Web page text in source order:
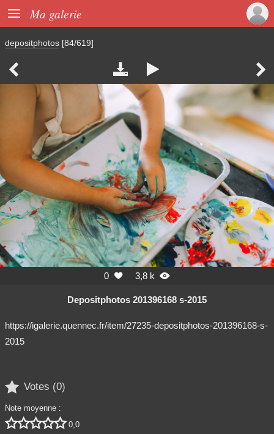
 Ma galerie
depositphotos [84/619]
   
0  3,8 k 
Depositphotos 201396168 s-2015
https://igalerie.quennec.fr/item/27235-depositphotos-201396168-s-
2015
 Votes (0)
Note moyenne :
 0,0